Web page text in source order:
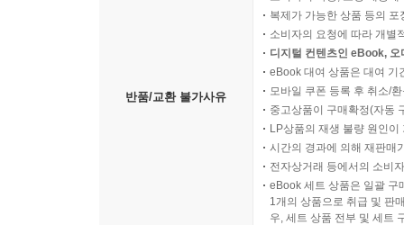
반품/교환 불가사유
복제가 가능한 상품 등의
소비자의 요청에 따라 개별
디지털 컨텐츠인 eBook,
eBook 대여 상품은 대여 기
모바일 쿠폰 등록 후 취소/
중고상품이 구매확정(자동
LP상품의 재생 불량 원인
시간의 경과에 의해 재판매
전자상거래 등에서의 소비
eBook 세트 상품은 일괄 구
1개의 상품으로 취급 및 판
우, 세트 상품 전부 및 세트